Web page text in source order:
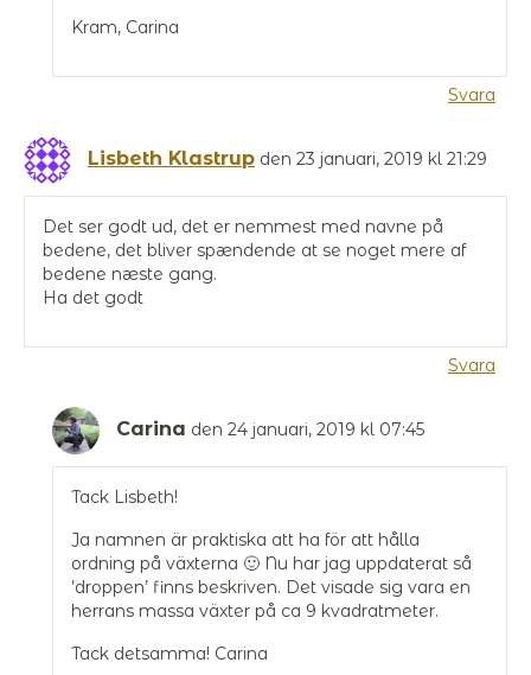
Kram, Carina
Svara
Lisbeth Klastrup den 23 januari, 2019 kl 21:29
Det ser godt ud, det er nemmest med navne på
bedene, det bliver spændende at se noget mere af
bedene næste gang.
Ha det godt
Svara
Carina den 24 januari, 2019 kl 07:45
Tack Lisbeth!
Ja namnen är praktiska att ha för att hålla
ordning på växterna 🙂 Nu har jag uppdaterat så
’droppen’ finns beskriven. Det visade sig vara en
herrans massa växter på ca 9 kvadratmeter.
Tack detsamma! Carina